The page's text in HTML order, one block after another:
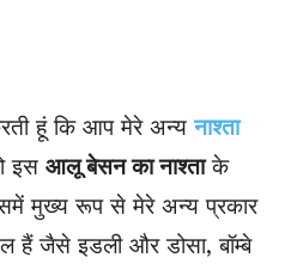
हूं कि आप मेरे अन्यनाश्ता
इस आलू बेसन का नाश्ताके
मुख्य रूप से मेरे अन्य प्रकार
हैं जैसे इडली और डोसा, बॉम्बे